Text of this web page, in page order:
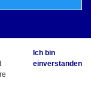
vorbehalten
Ich bin
einverstanden